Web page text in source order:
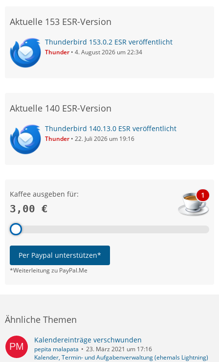
Aktuelle 153 ESR-Version
Thunderbird 153.0.2 ESR veröffentlicht
Thunder 4. August 2026 um 22:34
Aktuelle 140 ESR-Version
Thunderbird 140.13.0 ESR veröffentlicht
Thunder 22. Juli 2026 um 19:16
Kaffee ausgeben für:
3,00 €
1
Per Paypal unterstützen*
*Weiterleitung zu PayPal.Me
Ähnliche Themen
Kalendereinträge verschwunden
pepita malapata
23. März 2021 um 17:16
Kalender, Termin- und Aufgabenverwaltung (ehemals Lightning)